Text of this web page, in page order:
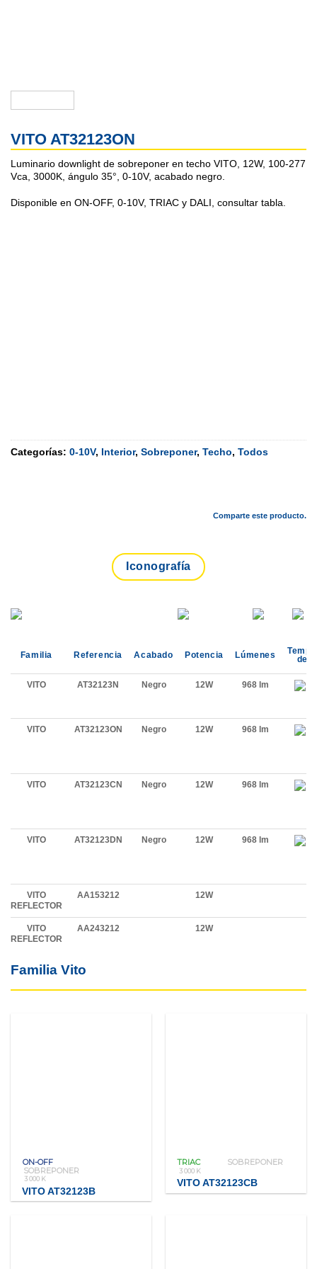
VITO AT32123ON
Luminario downlight de sobreponer en techo VITO, 12W, 100-277
Vca, 3000K, ángulo 35°, 0-10V, acabado negro.
Disponible en ON-OFF, 0-10V, TRIAC y DALI, consultar tabla.
Categorías: 0-10V, Interior, Sobreponer, Techo, Todos
Comparte este producto.
Iconografía
Familia Referencia Acabado Potencia Lúmenes
de
VITO AT32123N Negro 12W 968 lm
VITO AT32123ON Negro 12W 968 lm
VITO AT32123CN Negro 12W 968 lm
VITO AT32123DN Negro 12W 968 lm
VITO
REFLECTOR
AA153212 12W
VITO
REFLECTOR
AA243212 12W
Familia Vito
ON-OFF
SOBREPONER
3 000 K
VITO AT32123B
TRIAC SOBREPONER
3 000 K
VITO AT32123CB